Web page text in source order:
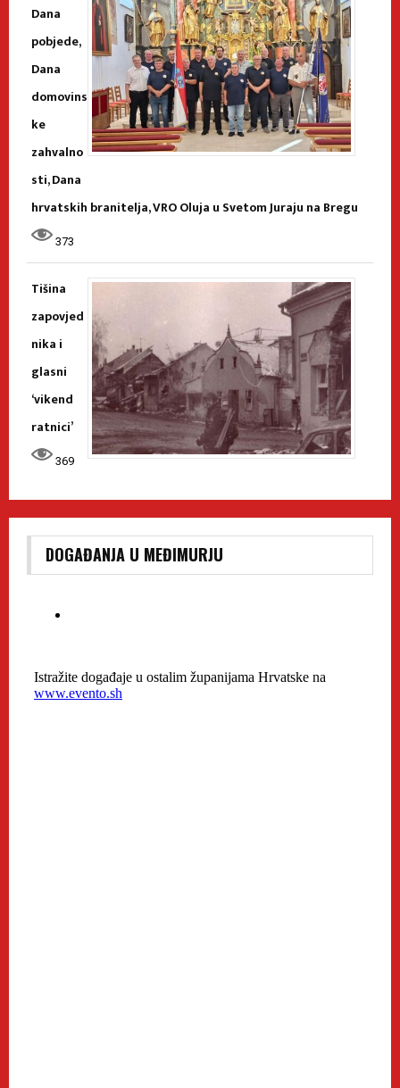
Dana
pobjede,
Dana
domovins
ke
zahvalno
sti, Dana
hrvatskih branitelja, VRO Oluja u Svetom Juraju na Bregu
373
Tišina
zapovjed
nika i
glasni
‘vikend
ratnici’
369
DOGAĐANJA U MEĐIMURJU